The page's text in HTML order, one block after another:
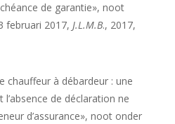
de garantie», noot
februari 2017, J.L.M.B., 2017,
chauffeur à débardeur : une
de déclaration ne
d’assurance», noot onder